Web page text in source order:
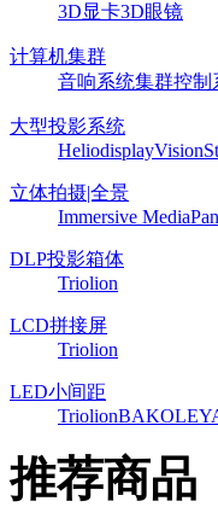
3D显卡3D眼镜
计算机集群
音响系统集群控制
大型投影系统
Heliodisplay
立体拍摄|全景
Immersive Media
DLP投影箱体
Triolion
LCD拼接屏
Triolion
LED小间距
TriolionBAKO
推荐商品